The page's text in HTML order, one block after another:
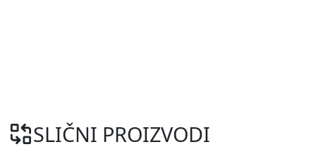
SLIČNI PROIZVODI